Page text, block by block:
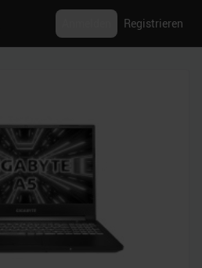
Registrieren